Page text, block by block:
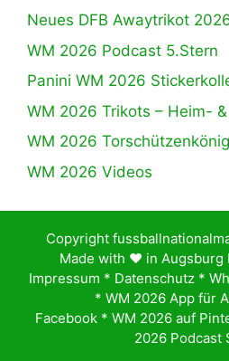
Neues DFB Awaytrikot
WM 2026 Podcast 5.Stern
Panini WM 2026
WM 2026 Trikots – Heim-
WM 2026
WM 2026 Videos
Copyright
Made with ♥️ in Augsburg
Impressum * Datenschutz *
* WM 2026 App für
Facebook * WM 2026 auf
2026 Podcast